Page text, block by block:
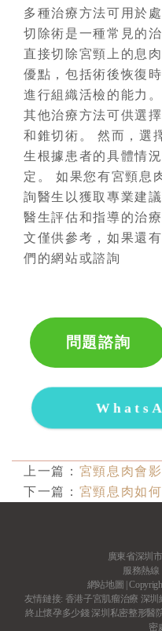
多種治療方法可用於
切除術是一種常見的
直接切除宮頸上的息
優點，包括術後恢復
進行組織活檢的能力
其他治療方法可供選
和錐切術。 然而，選
生根據患者的具體情
定。 如果您有宮頸息
詢醫生以獲取專業建
醫生評估和指導的治
文僅供參考，如果還
們的網站或諮詢
問題諮詢
上一篇： 宮頸息肉會
下一篇： 宮頸息肉如
廣東省深圳
服務熱線
網站地圖 |
友情鏈接: 香港子宮肌瘤治療 深圳
終止懷孕多少錢深圳私密整形醫
密